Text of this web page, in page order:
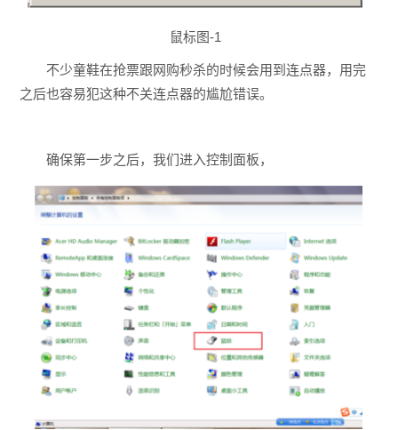
鼠标图-1
不少童鞋在抢票跟网购秒杀的时候会用到连点器，用完
之后也容易犯这种不关连点器的尴尬错误。
确保第一步之后，我们进入控制面板，